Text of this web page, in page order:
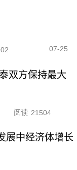
07-25
双方保持最大
阅读 21504
展中经济体增长